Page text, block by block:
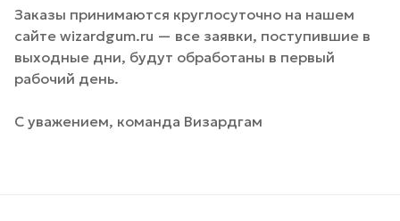
Заказы принимаются круглосуточно на нашем
сайте wizardgum.ru — все заявки, поступившие в
выходные дни, будут обработаны в первый
рабочий день.
С уважением, команда Визардгам